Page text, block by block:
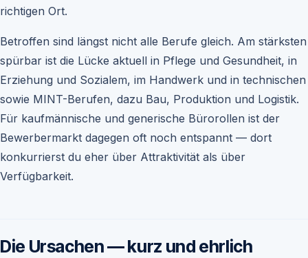
richtigen Ort.
Betroffen sind längst nicht alle Berufe gleich. Am stärksten
spürbar ist die Lücke aktuell in Pflege und Gesundheit, in
Erziehung und Sozialem, im Handwerk und in technischen
sowie MINT-Berufen, dazu Bau, Produktion und Logistik.
Für kaufmännische und generische Bürorollen ist der
Bewerbermarkt dagegen oft noch entspannt — dort
konkurrierst du eher über Attraktivität als über
Verfügbarkeit.
Die Ursachen — kurz und ehrlich